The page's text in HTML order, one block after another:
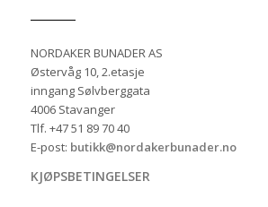
NORDAKER BUNADER AS
Østervåg 10, 2.etasje
inngang Sølvberggata
4006 Stavanger
Tlf. +47 51 89 70 40
E-post: butikk@nordakerbunader.no
KJØPSBETINGELSER